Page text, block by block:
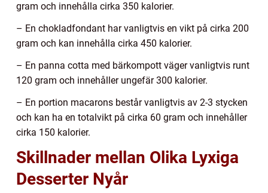
gram och innehålla cirka 350 kalorier.
– En chokladfondant har vanligtvis en vikt på cirka 200
gram och kan innehålla cirka 450 kalorier.
– En panna cotta med bärkompott väger vanligtvis runt
120 gram och innehåller ungefär 300 kalorier.
– En portion macarons består vanligtvis av 2-3 stycken
och kan ha en totalvikt på cirka 60 gram och innehåller
cirka 150 kalorier.
Skillnader mellan Olika Lyxiga
Desserter Nyår